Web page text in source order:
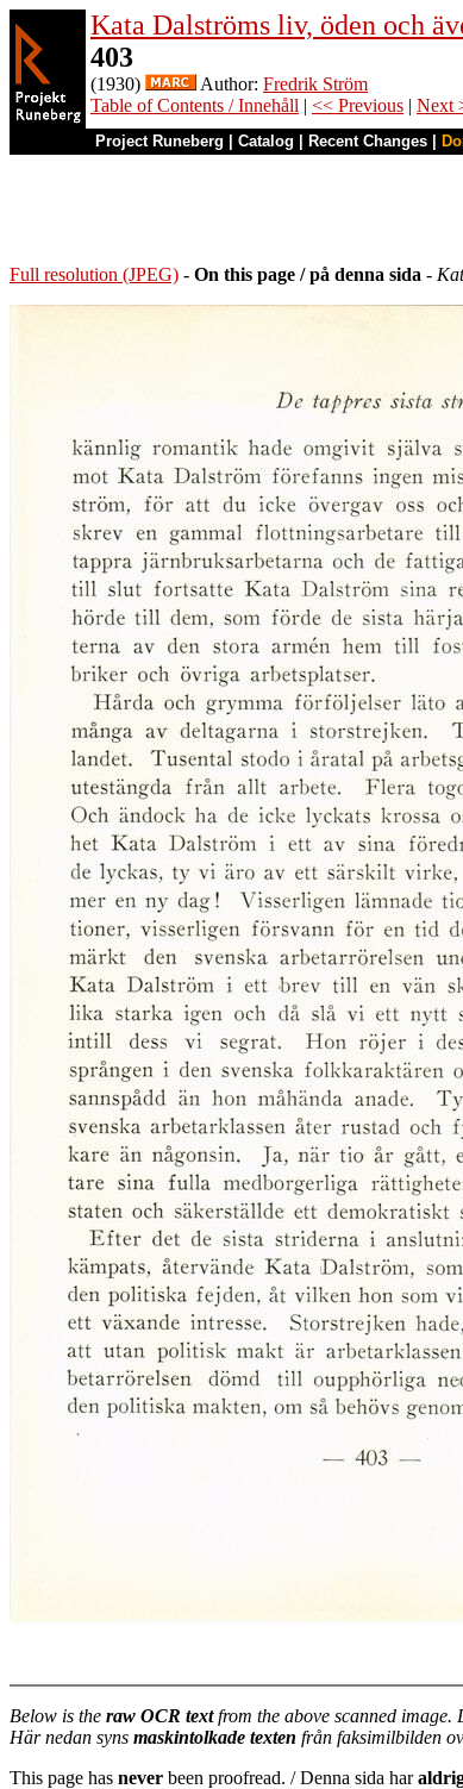
Kata Dalströms liv, öden och
403
(1930) Author: Fredrik Ström
Table of Contents / Innehåll | << Previous | Next
Project Runeberg Catalog Recent Changes
Full resolution (JPEG) - On this page / på denna sida -
Below is the raw OCR textfrom the above scanned image.
Här nedan syns maskintolkade texten från faksimilbilden
This page has never been proofread. / Denna sida har